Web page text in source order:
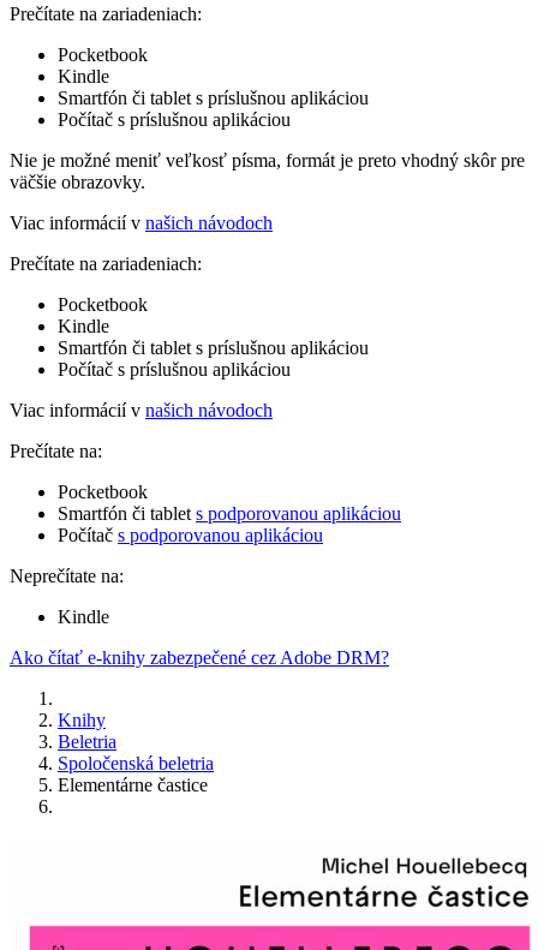
Prečítate na zariadeniach:
Pocketbook
Kindle
Smartfón či tablet s príslušnou aplikáciou
Počítač s príslušnou aplikáciou
Nie je možné meniť veľkosť písma, formát je preto vhodný skôr pre
väčšie obrazovky.
Viac informácií v našich návodoch
Prečítate na zariadeniach:
Pocketbook
Kindle
Smartfón či tablet s príslušnou aplikáciou
Počítač s príslušnou aplikáciou
Viac informácií v našich návodoch
Prečítate na:
Pocketbook
Smartfón či tablet s podporovanou aplikáciou
Počítač s podporovanou aplikáciou
Neprečítate na:
Kindle
Ako čítať e-knihy zabezpečené cez Adobe DRM?
Knihy
Beletria
Spoločenská beletria
Elementárne častice